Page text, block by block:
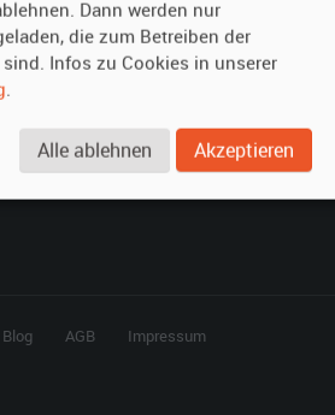
Häufige Fragen (FAQ)
So funktioniert's
Blog AGB
Impressum
Dann werden nur
die zum Betreiben der
Infos zu Cookies in unserer
.
Alle ablehnen Akzeptieren